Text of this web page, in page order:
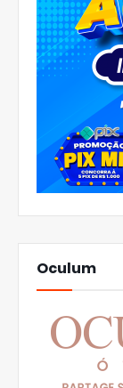
Oculum